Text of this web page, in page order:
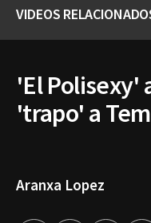
VIDEOS
'El Polisexy'
'trapo' a
Aranxa Lopez